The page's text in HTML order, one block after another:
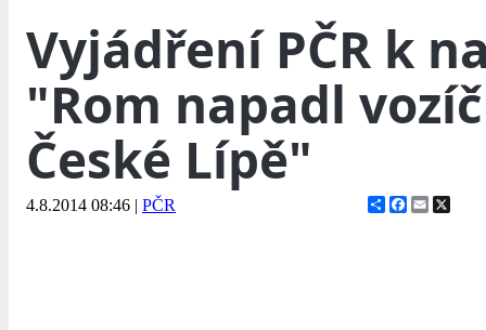
Vyjádření PČR k
"Rom napadl
České Lípě"
4.8.2014 08:46 | PČR ShareFacebook
Email